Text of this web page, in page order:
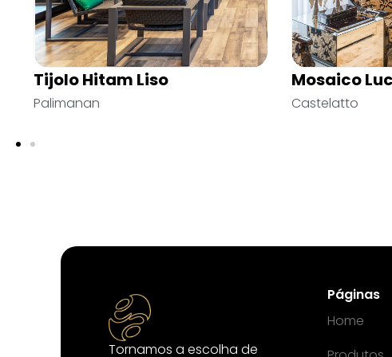
Tijolo Inglês
Palimanan
Imperial
Cerâmica Martins
Tornamos a escolha de
Páginas
Home